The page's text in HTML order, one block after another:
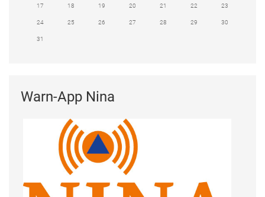
17 18 19 20 21 22 23
24 25 26 27 28 29 30
31
Warn-App Nina